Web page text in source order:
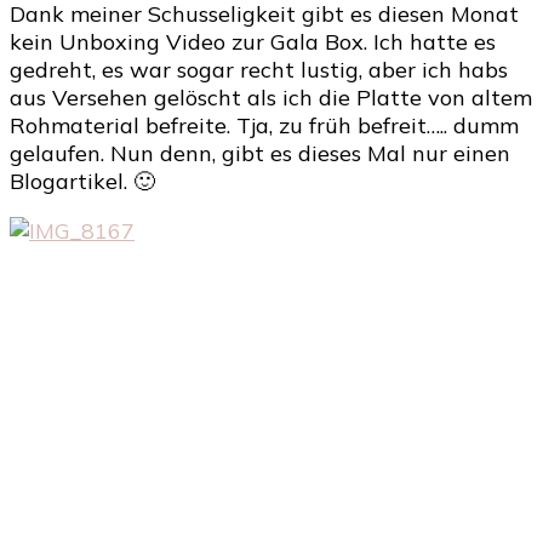
Dank meiner Schusseligkeit gibt es diesen Monat
kein Unboxing Video zur Gala Box. Ich hatte es
gedreht, es war sogar recht lustig, aber ich habs
aus Versehen gelöscht als ich die Platte von altem
Rohmaterial befreite. Tja, zu früh befreit….. dumm
gelaufen. Nun denn, gibt es dieses Mal nur einen
Blogartikel. 🙂